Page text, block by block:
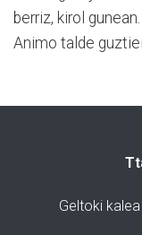
berriz, kirol gunean.
Animo talde
Geltoki